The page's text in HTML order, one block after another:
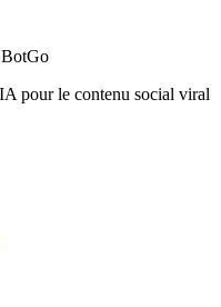
BotGo
pour le contenu social viral